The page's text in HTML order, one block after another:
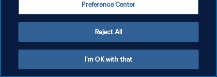
Preference Center
Reject All
I'm OK with that